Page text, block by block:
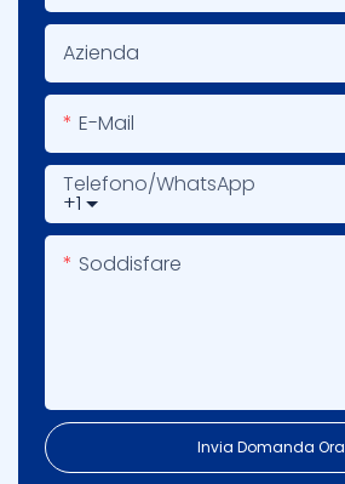
Azienda
E-Mail
+1
Telefono/WhatsApp
Soddisfare
Invia Domanda Ora